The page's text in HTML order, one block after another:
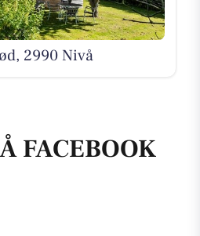
FACEBOOK
2990 Nivå